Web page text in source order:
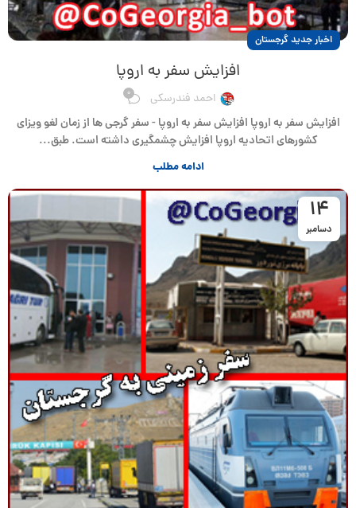
اخبار جدید گرجستان
افزایش سفر به اروپا
احمد فندرسکی 0
افزایش سفر به اروپا افزایش سفر به اروپا - سفر گرجی ها از زمان لغو ویزای
کشورهای اتحادیه اروپا افزایش چشمگیری داشته است. طبق...
ادامه مطلب
14
دسامبر